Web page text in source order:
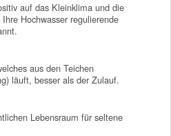
auf das Kleinklima und die
Hochwasser regulierende
aus den Teichen
läuft, besser als der Zulauf.
Lebensraum für seltene